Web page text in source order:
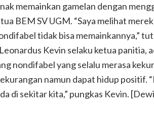
memainkan gamelan dengan
BEM SV UGM. “Saya melihat
tidak bisa memainkannya,”
Kevin selaku ketua panitia,
nondifabel yang selalu merasa
namun dapat hidup positif.
di sekitar kita,” pungkas Kevin.